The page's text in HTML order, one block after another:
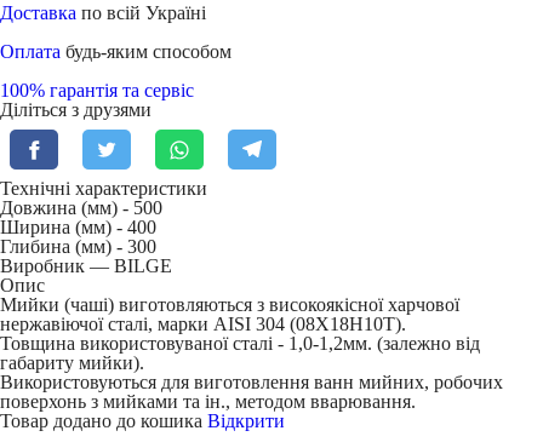
Доставка по всій Україні
Оплата будь-яким способом
100% гарантія та сервіс
Діліться з друзями
Технічні характеристики
Довжина (мм) - 500
Ширина (мм) - 400
Глибина (мм) - 300
Виробник — BILGE
Опис
Мийки (чаші) виготовляються з високоякісної харчової
нержавіючої сталі, марки AISI 304 (08Х18Н10Т).
Товщина використовуваної сталі - 1,0-1,2мм. (залежно від
габариту мийки).
Використовуються для виготовлення ванн мийних, робочих
поверхонь з мийками та ін., методом вварювання.
Товар додано до кошика Відкрити